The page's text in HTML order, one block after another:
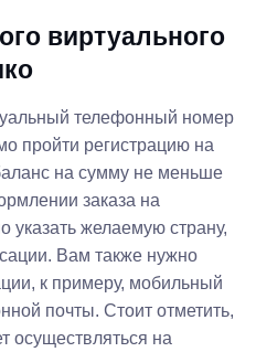
виртуального
телефонный номер
пройти регистрацию на
на сумму не меньше
заказа на
указать желаемую страну,
Вам также нужно
к примеру, мобильный
почты. Стоит отметить,
осуществляться на